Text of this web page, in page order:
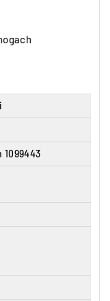
1099443